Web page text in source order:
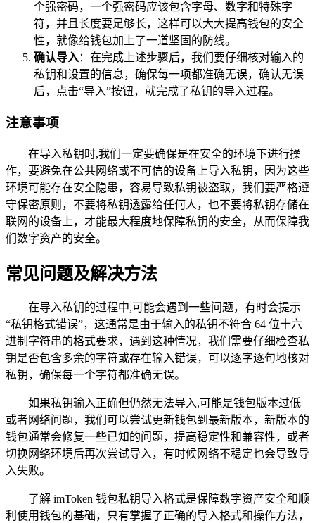
个强密码，一个强密码应该包含字母、数字和特殊字
符，并且长度要足够长，这样可以大大提高钱包的安全
性，就像给钱包加上了一道坚固的防线。
确认导入：在完成上述步骤后，我们要仔细核对输入的
私钥和设置的信息，确保每一项都准确无误，确认无误
后，点击“导入”按钮，就完成了私钥的导入过程。
注意事项
在导入私钥时,我们一定要确保是在安全的环境下进行操
作，要避免在公共网络或不可信的设备上导入私钥，因为这些
环境可能存在安全隐患，容易导致私钥被盗取，我们要严格遵
守保密原则，不要将私钥透露给任何人，也不要将私钥存储在
联网的设备上，才能最大程度地保障私钥的安全，从而保障我
们数字资产的安全。
常见问题及解决方法
在导入私钥的过程中,可能会遇到一些问题，有时会提示
“私钥格式错误”，这通常是由于输入的私钥不符合 64 位十六
进制字符串的格式要求，遇到这种情况，我们需要仔细检查私
钥是否包含多余的字符或存在输入错误，可以逐字逐句地核对
私钥，确保每一个字符都准确无误。
如果私钥输入正确但仍然无法导入,可能是钱包版本过低
或者网络问题，我们可以尝试更新钱包到最新版本，新版本的
钱包通常会修复一些已知的问题，提高稳定性和兼容性，或者
切换网络环境后再次尝试导入，有时候网络不稳定也会导致导
入失败。
了解 imToken 钱包私钥导入格式是保障数字资产安全和顺
利使用钱包的基础，只有掌握了正确的导入格式和操作方法，